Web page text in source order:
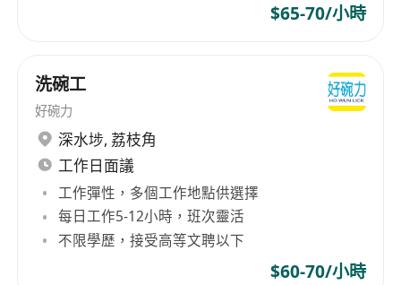
$65-70/小時
洗碗工
好碗力
深水埗, 荔枝角
工作日面議
工作彈性，多個工作地點供選擇
每日工作5-12小時，班次靈活
不限學歷，接受高等文聘以下
$60-70/小時